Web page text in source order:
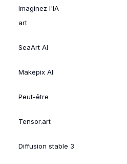
Imaginez l'IA
art
SeaArt AI
Makepix AI
Peut-être
Tensor.art
Diffusion stable 3